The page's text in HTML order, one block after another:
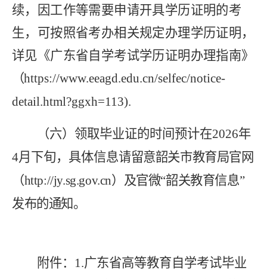
续，因工作等需要申请开具学历证明的考
生，可按照省考办相关规定办理学历证明，
详见《广东省自学考试学历证明办理指南》
（https://www.eeagd.edu.cn/selfec/notice-
detail.html?ggxh=113).
（六）领取毕业证的时间预计在2026年
4月下旬，具体信息请留意韶关市教育局官网
（http://jy.sg.gov.cn） 及官微“韶关教育信息”
发布的通知。
附件： 1.广东省高等教育自学考试毕业